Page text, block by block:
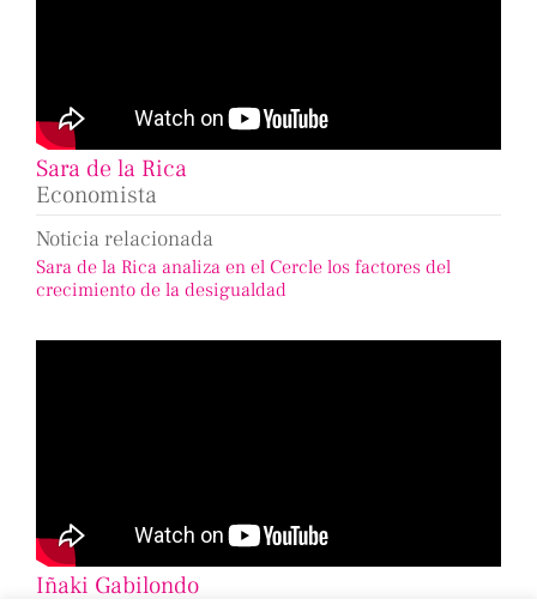
Sara de la Rica
Economista
Noticia relacionada
Sara de la Rica analiza en el Cercle los factores del
crecimiento de la desigualdad
Iñaki Gabilondo